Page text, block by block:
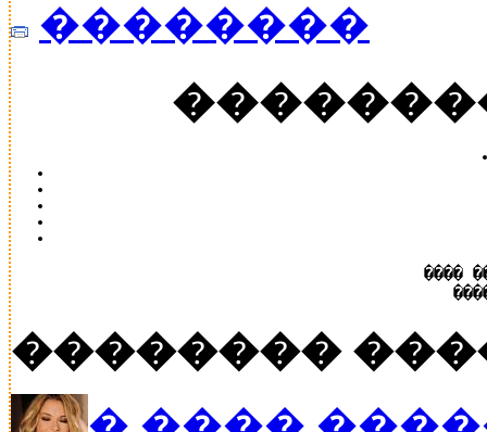
��������
����
��������